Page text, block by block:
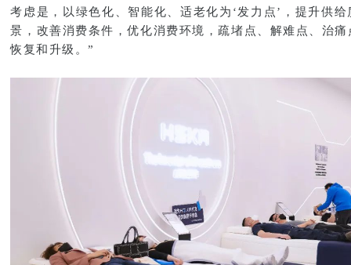
考虑是，以绿色化、智能化、适老化为‘发力点’，提升供
景，改善消费条件，优化消费环境，疏堵点、解难点、治
恢复和升级。”